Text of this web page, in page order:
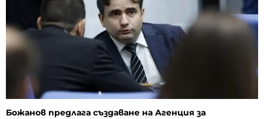
Божанов предлага създаване на Агенция за